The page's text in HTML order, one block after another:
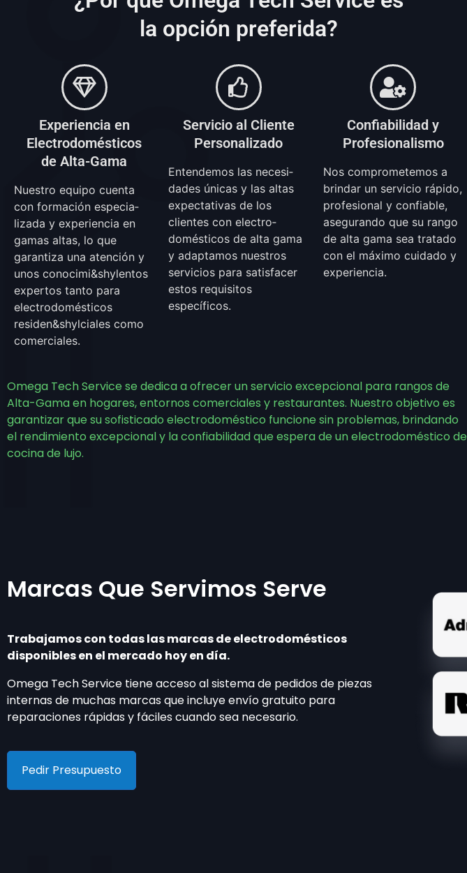
la opción preferida?
Experiencia en
Electro­domésticos
de Alta-Gama
Nuestro equipo cuenta
con formación especia­
lizada y experiencia en
gamas altas, lo que
garantiza una atención y
unos conoci­mi&shylentos
expertos tanto para
electro­domésticos
residen&shylciales como
comerciales.
Servicio al Cliente
Personalizado
Entendemos las necesi­
dades únicas y las altas
expecta­tivas de los
clientes con electro­
domésticos de alta gama
y adaptamos nuestros
servicios para satisfacer
estos requisitos
específicos.
Confiabilidad y
Profesionalismo
Nos comprometemos a
brindar un servicio rápido,
profesional y confiable,
asegurando que su rango
de alta gama sea tratado
con el máximo cuidado y
experiencia.
Omega Tech Service se dedica a ofrecer un servicio excepcional para rangos de
Alta-Gama en hogares, entornos comerciales y restaurantes. Nuestro objetivo es
garantizar que su sofisticado electrodoméstico funcione sin problemas, brindando
el rendimiento excepcional y la confiabilidad que espera de un electrodoméstico de
cocina de lujo.
Marcas Que Servimos Serve
Trabajamos con todas las marcas de electrodomésticos
disponibles en el mercado hoy en día.
Omega Tech Service tiene acceso al sistema de pedidos de piezas
internas de muchas marcas que incluye envío gratuito para
reparaciones rápidas y fáciles cuando sea necesario.
Pedir Presupuesto